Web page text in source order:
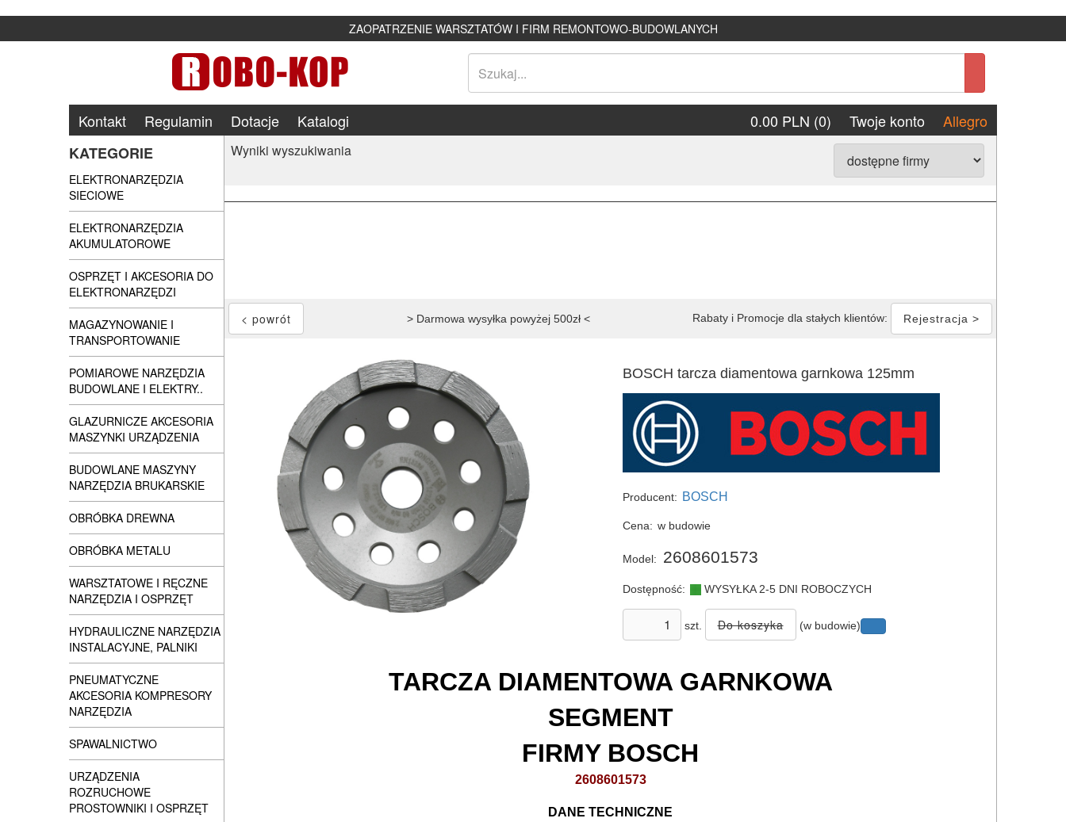
ZAOPATRZENIE WARSZTATÓW I FIRM REMONTOWO-BUDOWLANYCH
Kontakt Regulamin Dotacje Katalogi 0.00 PLN (0) Twoje konto
Allegro
KATEGORIE
ELEKTRONARZĘDZIA
SIECIOWE
ELEKTRONARZĘDZIA
AKUMULATOROWE
OSPRZĘT I AKCESORIA DO
ELEKTRONARZĘDZI
MAGAZYNOWANIE I
TRANSPORTOWANIE
POMIAROWE NARZĘDZIA
BUDOWLANE I ELEKTRY..
GLAZURNICZE AKCESORIA
MASZYNKI URZĄDZENIA
BUDOWLANE MASZYNY
NARZĘDZIA BRUKARSKIE
OBRÓBKA DREWNA
OBRÓBKA METALU
WARSZTATOWE I RĘCZNE
NARZĘDZIA I OSPRZĘT
HYDRAULICZNE NARZĘDZIA
INSTALACYJNE, PALNIKI
PNEUMATYCZNE
AKCESORIA KOMPRESORY
NARZĘDZIA
SPAWALNICTWO
URZĄDZENIA
ROZRUCHOWE
PROSTOWNIKI I OSPRZĘT
Wyniki wyszukiwania
> Darmowa wysyłka powyżej 500zł < Rabaty i Promocje dla stałych klientów: Rejestracja >
BOSCH tarcza diamentowa garnkowa 125mm
Producent: BOSCH
Cena: w budowie
Model: 2608601573
Dostępność: WYSYŁKA 2-5 DNI ROBOCZYCH
szt. (w budowie)
TARCZA DIAMENTOWA GARNKOWA
SEGMENT
FIRMY BOSCH
2608601573
DANE TECHNICZNE